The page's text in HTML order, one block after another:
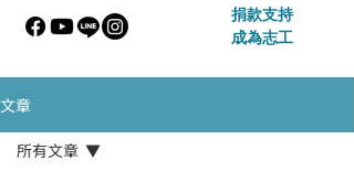
​捐款支持
​成為志工
文章
所有文章